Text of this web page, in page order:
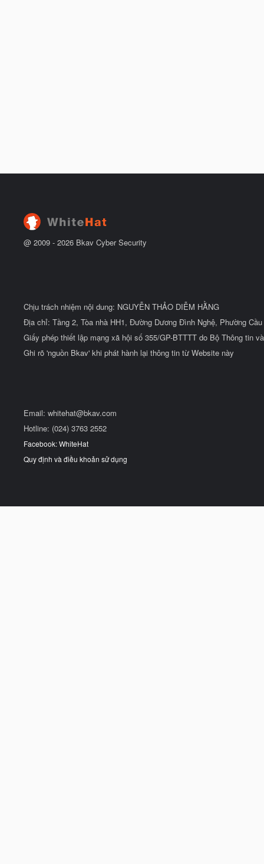
@ 2009 - 2026 Bkav Cyber Security
Chịu trách nhiệm nội dung: NGUYỄN THẢO DIỄM HẰNG
Địa chỉ: Tầng 2, Tòa nhà HH1, Đường Dương Đình Nghệ, Phường
Giấy phép thiết lập mạng xã hội số 355/GP-BTTTT do Bộ Thông tin
Ghi rõ 'nguồn Bkav' khi phát hành lại thông tin từ Website này
Email: whitehat@bkav.com
Hotline: (024) 3763 2552
Facebook: WhiteHat
Quy định và điều khoản sử dụng